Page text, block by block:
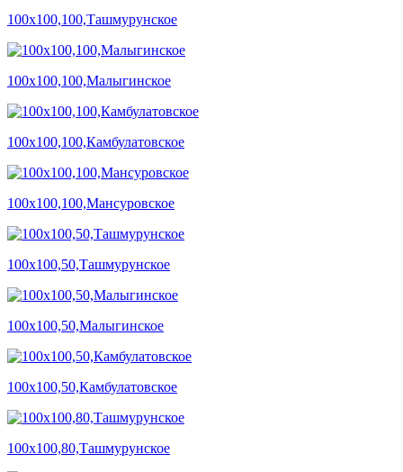
100х100,100,Ташмурунское
100х100,100,Малыгинское
100х100,100,Камбулатовское
100х100,100,Мансуровское
100х100,50,Ташмурунское
100х100,50,Малыгинское
100х100,50,Камбулатовское
100х100,80,Ташмурунское